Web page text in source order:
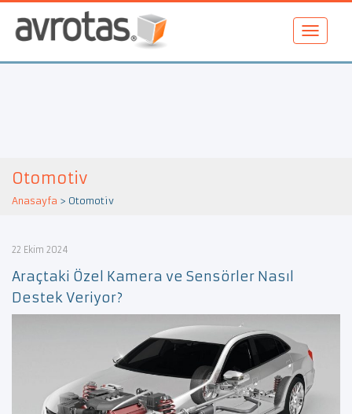
Otomotiv
Anasayfa > Otomotiv
22 Ekim 2024
Araçtaki Özel Kamera ve Sensörler Nasıl
Destek Veriyor?